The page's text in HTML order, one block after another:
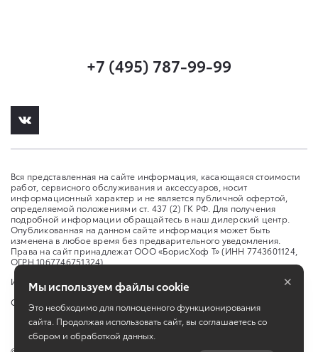
+7 (495) 787-99-99
Вся представленная на сайте информация, касающаяся стоимости
работ, сервисного обслуживания и аксессуаров, носит
информационный характер и не является публичной офертой,
определяемой положениями ст. 437 (2) ГК РФ. Для получения
подробной информации обращайтесь в наш дилерский центр.
Опубликованная на данном сайте информация может быть
изменена в любое время без предварительного уведомления.
Права на сайт принадлежат ООО «БорисХоф Т» (ИНН 7743601124,
ОГРН 1067746751324)
Изменить настройку cookies
Сбросить cookie
Мы используем файлы cookie
Это необходимо для полноценного функционирования
сайта. Продолжая использовать сайт, вы соглашаетесь со
сбором и обработкой данных.
×